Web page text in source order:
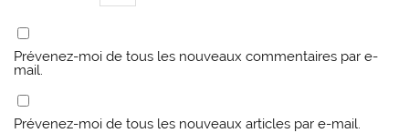
Prévenez-moi de tous les nouveaux commentaires par e-
mail.
Prévenez-moi de tous les nouveaux articles par e-mail.